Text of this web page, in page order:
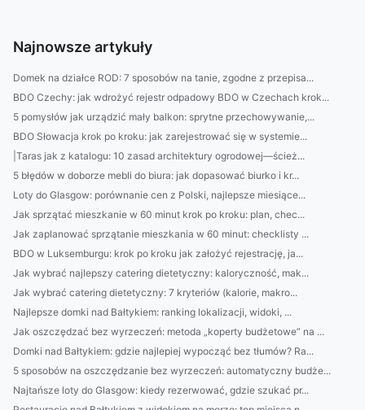
Najnowsze artykuły
Domek na działce ROD: 7 sposobów na tanie, zgodne z przepisa...
BDO Czechy: jak wdrożyć rejestr odpadowy BDO w Czechach krok...
5 pomysłów jak urządzić mały balkon: sprytne przechowywanie,...
BDO Słowacja krok po kroku: jak zarejestrować się w systemie...
|Taras jak z katalogu: 10 zasad architektury ogrodowej—ścież...
5 błędów w doborze mebli do biura: jak dopasować biurko i kr...
Loty do Glasgow: porównanie cen z Polski, najlepsze miesiące...
Jak sprzątać mieszkanie w 60 minut krok po kroku: plan, chec...
Jak zaplanować sprzątanie mieszkania w 60 minut: checklisty ...
BDO w Luksemburgu: krok po kroku jak założyć rejestrację, ja...
Jak wybrać najlepszy catering dietetyczny: kaloryczność, mak...
Jak wybrać catering dietetyczny: 7 kryteriów (kalorie, makro...
Najlepsze domki nad Bałtykiem: ranking lokalizacji, widoki, ...
Jak oszczędzać bez wyrzeczeń: metoda „koperty budżetowe” na ...
Domki nad Bałtykiem: gdzie najlepiej wypocząć bez tłumów? Ra...
5 sposobów na oszczędzanie bez wyrzeczeń: automatyczny budże...
Najtańsze loty do Glasgow: kiedy rezerwować, gdzie szukać pr...